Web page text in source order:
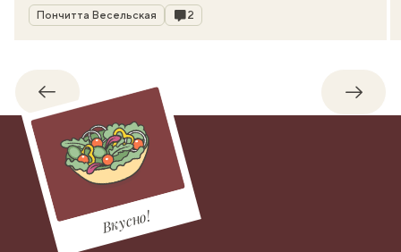
Автор
Пончитта Весельская Комментарии
2
Обратно
Вкусно!